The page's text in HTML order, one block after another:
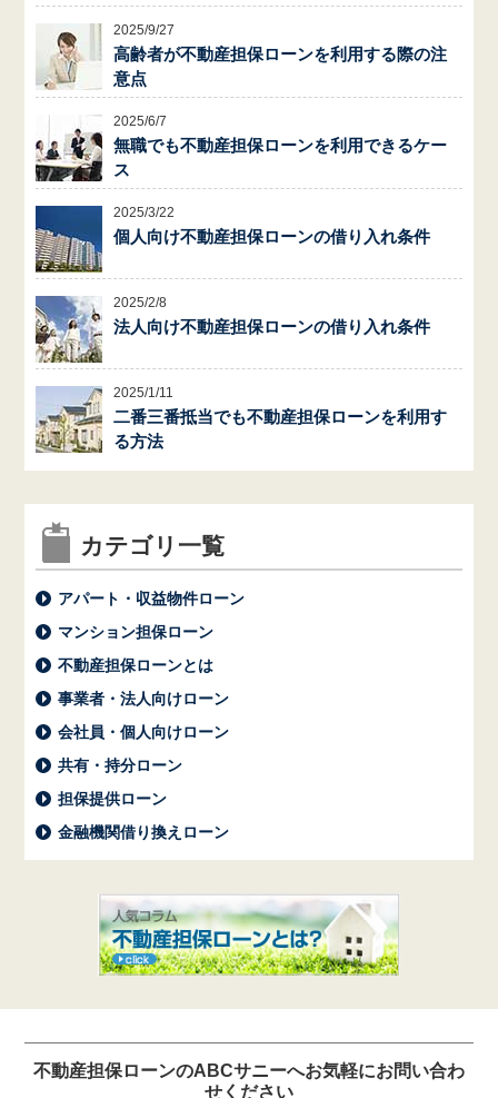
2025/9/27
高齢者が不動産担保ローンを利用する際の注
意点
2025/6/7
無職でも不動産担保ローンを利用できるケー
ス
2025/3/22
個人向け不動産担保ローンの借り入れ条件
2025/2/8
法人向け不動産担保ローンの借り入れ条件
2025/1/11
二番三番抵当でも不動産担保ローンを利用す
る方法
カテゴリ一覧
アパート・収益物件ローン
マンション担保ローン
不動産担保ローンとは
事業者・法人向けローン
会社員・個人向けローン
共有・持分ローン
担保提供ローン
金融機関借り換えローン
不動産担保ローンのABCサニーへお気軽にお問い合わ
せください